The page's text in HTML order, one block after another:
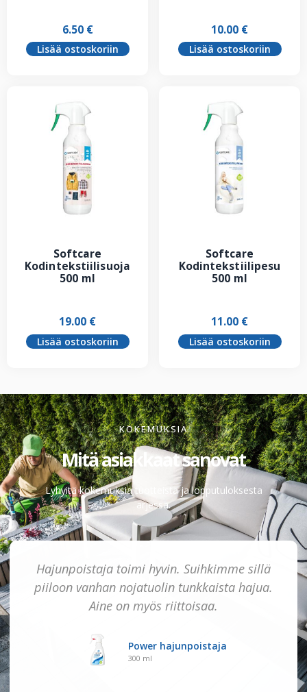
6.50 €
Lisää ostoskoriin
10.00 €
Lisää ostoskoriin
Softcare
Kodintekstiilisuoja
500 ml
19.00 €
Lisää ostoskoriin
Softcare
Kodintekstiilipesu
500 ml
11.00 €
Lisää ostoskoriin
KOKEMUKSIA
Mitä asiakkaat sanovat
Lyhyitä kokemuksia tuotteista ja lopputuloksesta
arjessa.
Hajunpoistaja toimi hyvin. Suihkimme sillä
piiloon vanhan nojatuolin tunkkaista hajua.
Aine on myös riittoisaa.
Power hajunpoistaja
300 ml